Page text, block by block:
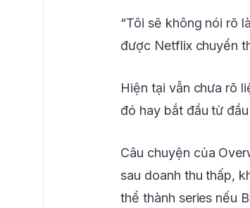
“Tôi sẽ không nói rõ
được Netflix chuyển
Hiện tại vẫn chưa rõ
đó hay bắt đầu từ
Câu chuyện của
sau doanh thu thấp,
thể thành series nếu